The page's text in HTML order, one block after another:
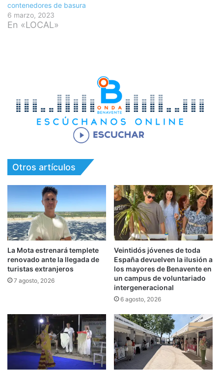
contenedores de basura
6 marzo, 2023
En «LOCAL»
Otros artículos
La Mota estrenará templete
renovado ante la llegada de
turistas extranjeros
7 agosto, 2026
Veintidós jóvenes de toda
España devuelven la ilusión a
los mayores de Benavente en
un campus de voluntariado
intergeneracional
6 agosto, 2026